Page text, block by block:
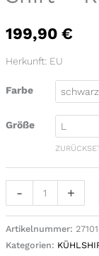
199,90 €
Herkunft: EU
Farbe
Größe
-
Kühlshirt
+
Artikelnummer:
Kategorien: